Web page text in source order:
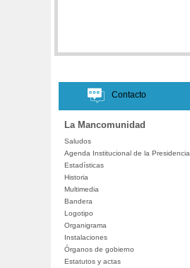
Contacto
La Mancomunidad
Saludos
Agenda Institucional de la Presidencia
Estadísticas
Historia
Multimedia
Bandera
Logotipo
Organigrama
Instalaciones
Órganos de gobierno
Estatutos y actas